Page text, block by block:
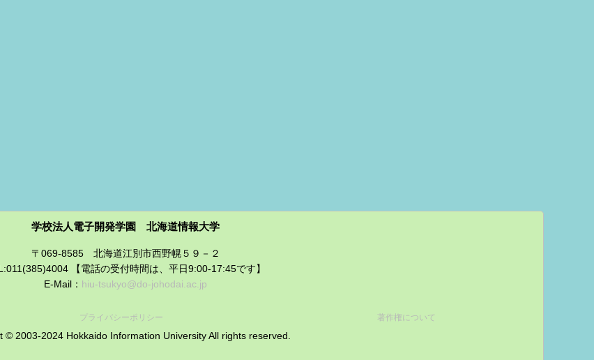
学校法人電子開発学園 北海道情報大学
〒069-8585 北海道江別市西野幌５９－２
【電話の受付時間は、平日9:00-17:45です】
E-Mail： hiu-tsukyo@do-johodai.ac.jp
プライバシーポリシー 著作権について
© 2003-2024 Hokkaido Information University All rights reserved.